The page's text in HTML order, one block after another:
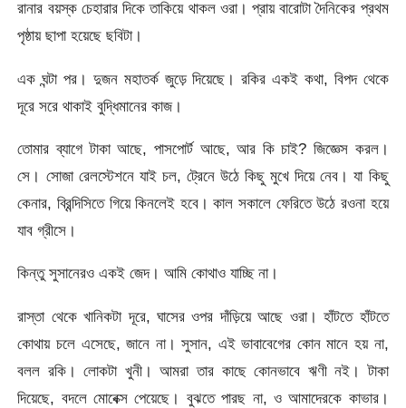
রানার বয়স্ক চেহারার দিকে তাকিয়ে থাকল ওরা। প্রায় বারোটা দৈনিকের প্রথম
পৃষ্ঠায় ছাপা হয়েছে ছবিটা।
এক ঘন্টা পর। দুজন মহাতর্ক জুড়ে দিয়েছে। রকির একই কথা, বিপদ থেকে
দূরে সরে থাকাই বুদ্ধিমানের কাজ।
তোমার ব্যাগে টাকা আছে, পাসপোর্ট আছে, আর কি চাই? জিজ্ঞেস করল।
সে। সোজা রেলস্টেশনে যাই চল, ট্রেনে উঠে কিছু মুখে দিয়ে নেব। যা কিছু
কেনার, ব্রিন্দিসিতে গিয়ে কিনলেই হবে। কাল সকালে ফেরিতে উঠে রওনা হয়ে
যাব গ্রীসে।
কিন্তু সুসানেরও একই জেদ। আমি কোথাও যাচ্ছি না।
রাস্তা থেকে খানিকটা দূরে, ঘাসের ওপর দাঁড়িয়ে আছে ওরা। হাঁটতে হাঁটতে
কোথায় চলে এসেছে, জানে না। সুসান, এই ভাবাবেগের কোন মানে হয় না,
বলল রকি। লোকটা খুনী। আমরা তার কাছে কোনভাবে ঋণী নই। টাকা
দিয়েছে, বদলে মোবেক্স পেয়েছে। বুঝতে পারছ না, ও আমাদেরকে কাভার।